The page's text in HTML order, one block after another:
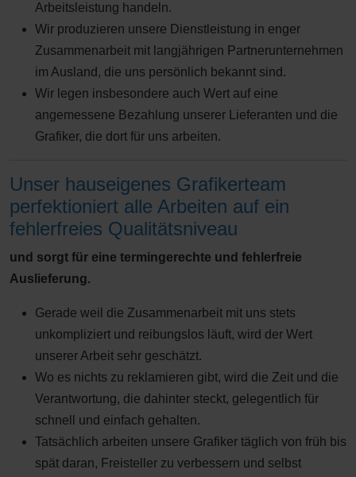
Arbeitsleistung handeln.
Wir produzieren unsere Dienstleistung in enger
Zusammenarbeit mit langjährigen Partnerunternehmen
im Ausland, die uns persönlich bekannt sind.
Wir legen insbesondere auch Wert auf eine
angemessene Bezahlung unserer Lieferanten und die
Grafiker, die dort für uns arbeiten.
Unser hauseigenes Grafikerteam
perfektioniert alle Arbeiten auf ein
fehlerfreies Qualitätsniveau
und sorgt für eine termingerechte und fehlerfreie
Auslieferung.
Gerade weil die Zusammenarbeit mit uns stets
unkompliziert und reibungslos läuft, wird der Wert
unserer Arbeit sehr geschätzt.
Wo es nichts zu reklamieren gibt, wird die Zeit und die
Verantwortung, die dahinter steckt, gelegentlich für
schnell und einfach gehalten.
Tatsächlich arbeiten unsere Grafiker täglich von früh bis
spät daran, Freisteller zu verbessern und selbst